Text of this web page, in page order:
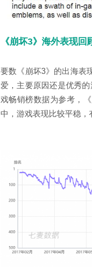
《崩坏3》海外表现回
要数 《崩坏3》的出海表
爱 ， 主要原因还是优秀
戏畅销榜数据为参考，
中，游戏表现比较平稳，